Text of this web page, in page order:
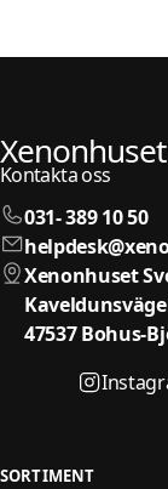
Xenonhuset
Kontakta oss
031- 389 10 50
Xenonhuset
47537 Bohus-
SORTIMENT